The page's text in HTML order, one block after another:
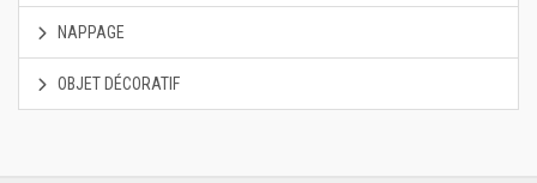
NAPPAGE
OBJET DÉCORATIF